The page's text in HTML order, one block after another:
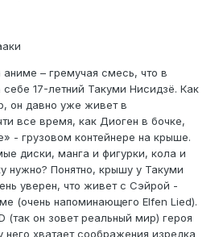
– гремучая смесь, что в
17-летний Такуми Нисидзё. Как
он давно уже живет в
все время, как Диоген в бочке,
- грузовом контейнере на крыше.
диски, манга и фигурки, кола и
нужно? Понятно, крышу у Такуми
уверен, что живет с Сэйрой -
(очень напоминающего Elfen Lied).
(так он зовет реальный мир) героя
него хватает соображения изредка